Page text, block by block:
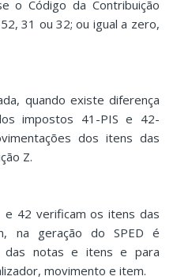
o Código da Contribuição
31 ou 32; ou igual a zero,
quando existe diferença
impostos 41-PIS e 42-
dos itens das
Z.
e 42 verificam os itens das
na geração do SPED é
das notas e itens e para
movimento e item.